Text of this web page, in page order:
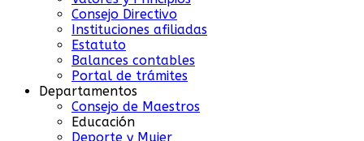
Consejo Directivo
Instituciones afiliadas
Estatuto
Balances contables
Portal de trámites
Departamentos
Consejo de Maestros
Educación
Deporte y Mujer